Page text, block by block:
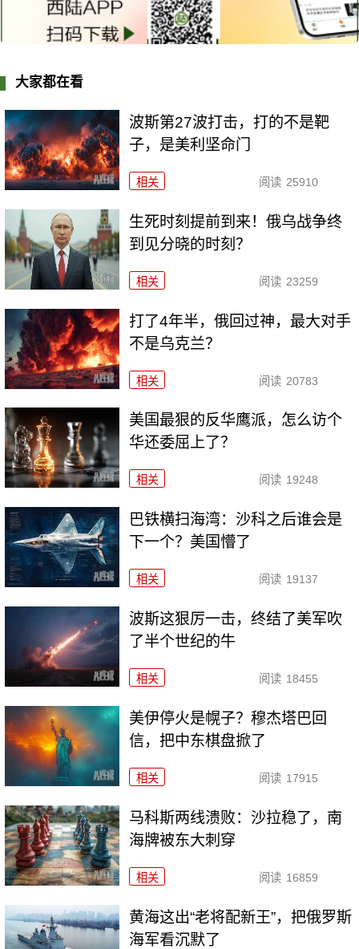
大家都在看
波斯第27波打击，打的不是靶
子，是美利坚命门
相关 阅读 25910
生死时刻提前到来！俄乌战争终
到见分晓的时刻？
相关 阅读 23259
打了4年半，俄回过神，最大对手
不是乌克兰？
相关 阅读 20783
美国最狠的反华鹰派，怎么访个
华还委屈上了？
相关 阅读 19248
巴铁横扫海湾：沙科之后谁会是
下一个？美国懵了
相关 阅读 19137
波斯这狠厉一击，终结了美军吹
了半个世纪的牛
相关 阅读 18455
美伊停火是幌子？穆杰塔巴回
信，把中东棋盘掀了
相关 阅读 17915
马科斯两线溃败：沙拉稳了，南
海牌被东大刺穿
相关 阅读 16859
黄海这出“老将配新王”，把俄罗斯
海军看沉默了